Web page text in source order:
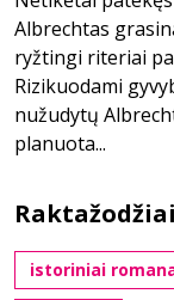
Albrechtas
ryžtingi riteriai
Rizikuodami
nužudytų
planuota...
Raktažodžiai
istoriniai